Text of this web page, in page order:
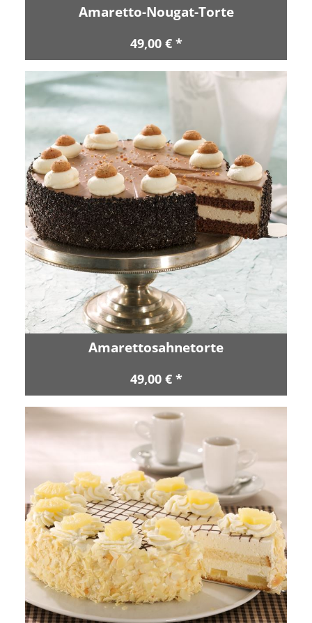
Amaretto-Nougat-Torte
49,00 € *
Amarettosahnetorte
49,00 € *